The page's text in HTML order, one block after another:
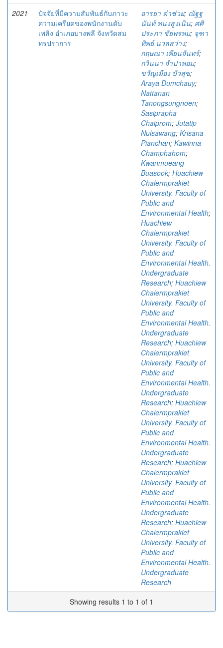
2021
ปัจจัยที่มีความสัมพันธ์กับภาวะ
ความเครียดของพนักงานดับ
เพลิง อำเภอบางพลี จังหวัดสม
ทรปราการ
อารยา ดำช่วย; ณัฐฐ
นันท์ ทนงสูงเนิน; ศศิ
ประภา ชัยพรหม; จุฑา
ทิพย์ นวลสว่าง;
กฤษณา เพียนจันทร์;
กวินนา จำปาหอม;
ขวัญเมือง บัวสุข;
Araya Dumchauy;
Nattanan
Tanongsungnoen;
Sasiprapha
Chaiprom; Jutatip
Nulsawang; Krisana
Pianchan; Kawinna
Champhahom;
Kwanmueang
Buasook; Huachiew
Chalermprakiet
University. Faculty of
Public and
Environmental Health;
Huachiew
Chalermprakiet
University. Faculty of
Public and
Environmental Health.
Undergraduate
Research; Huachiew
Chalermprakiet
University. Faculty of
Public and
Environmental Health.
Undergraduate
Research; Huachiew
Chalermprakiet
University. Faculty of
Public and
Environmental Health.
Undergraduate
Research; Huachiew
Chalermprakiet
University. Faculty of
Public and
Environmental Health.
Undergraduate
Research; Huachiew
Chalermprakiet
University. Faculty of
Public and
Environmental Health.
Undergraduate
Research; Huachiew
Chalermprakiet
University. Faculty of
Public and
Environmental Health.
Undergraduate
Research
Showing results 1 to 1 of 1